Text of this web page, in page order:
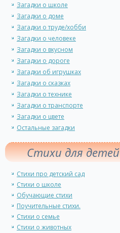
Загадки о школе
Загадки о доме
Загадки о труде/хобби
Загадки о человеке
Загадки о вкусном
Загадки о дороге
Загадки об игрушках
Загадки о сказках
Загадки о технике
Загадки о транспорте
Загадки о цвете
Остальные загадки
Стихи для детей
Стихи про детский сад
Стихи о школе
Обучающие стихи
Поучительные стихи.
Стихи о семье
Стихи о животных